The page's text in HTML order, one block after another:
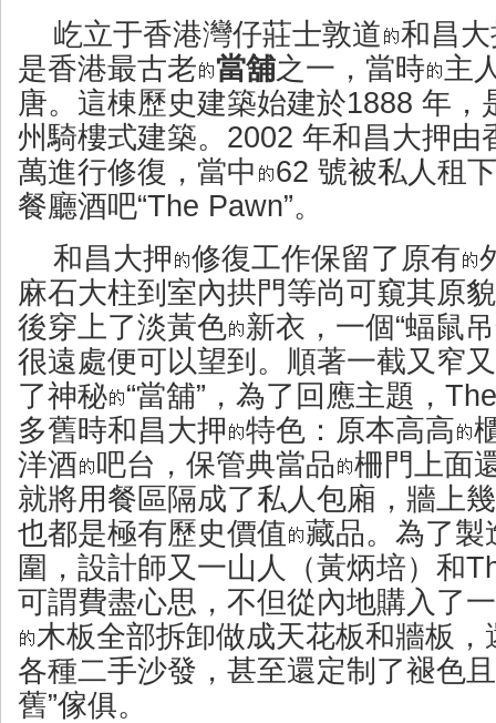
屹立于香港灣仔莊士敦道
和昌
是香港最古老
當舖之一，當時
主
唐。這棟歷史建築始建於1888 年，
州騎樓式建築。2002 年和昌大押由
萬進行修復，當中
62 號被私人租
餐廳酒吧“The Pawn”。
和昌大押
修復工作保留了原有
麻石大柱到室內拱門等尚可窺其原
後穿上了淡黃色 新衣，一個“蝠鼠
很遠處便可以望到。順著一截又窄
了神秘 “當舖”，為了回應主題，
多舊時和昌大押
特色：原本高高
洋酒
吧台，保管典當品
柵門上面
就將用餐區隔成了私人包廂，牆上
也都是極有歷史價值
藏品。為了製
圍，設計師又一山人（黃炳培）和
可謂費盡心思，不但從內地購入了
木板全部拆卸做成天花板和牆板
各種二手沙發，甚至還定制了褪色
舊”傢俱。